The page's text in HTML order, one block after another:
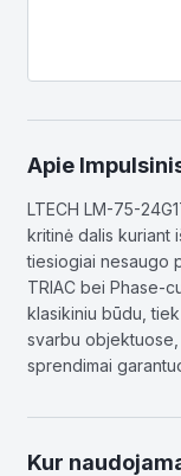
Apie
LTECH LM-75-
kritinė dalis kuriant
tiesiogiai nesaugo
TRIAC bei Phase-
klasikiniu būdu,
svarbu objektuose,
sprendimai
Kur